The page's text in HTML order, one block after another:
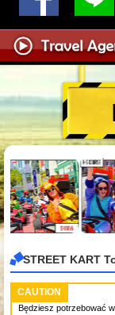
STREET KART
CAUTION
Będziesz potrzebować